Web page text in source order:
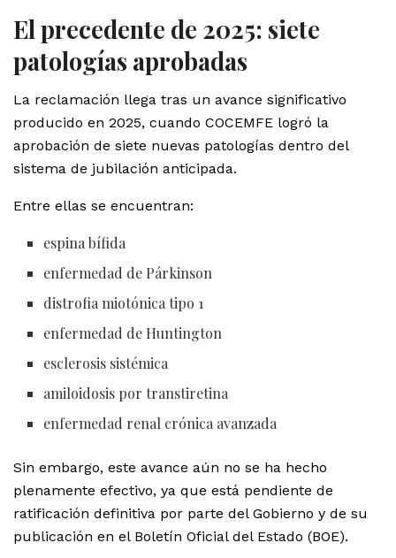
El precedente de 2025: siete
patologías aprobadas
La reclamación llega tras un avance significativo
producido en 2025, cuando COCEMFE logró la
aprobación de siete nuevas patologías dentro del
sistema de jubilación anticipada.
Entre ellas se encuentran:
espina bífida
enfermedad de Párkinson
distrofia miotónica tipo 1
enfermedad de Huntington
esclerosis sistémica
amiloidosis por transtiretina
enfermedad renal crónica avanzada
Sin embargo, este avance aún no se ha hecho
plenamente efectivo, ya que está pendiente de
ratificación definitiva por parte del Gobierno y de su
publicación en el Boletín Oficial del Estado (BOE).